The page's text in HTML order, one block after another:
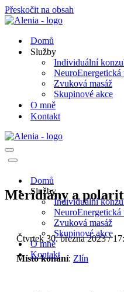
Přeskočit na obsah
Domů
Služby
Individuální
NeuroEnergetická
Zvuková masáž
Skupinové akce
O mně
Kontakt
Navigační
menu
Navigační
Domů
Služby
Individuální
NeuroEnergetická
Zvuková masáž
Skupinové akce
O mně
Kontakt
Meridiány a
Čtvrtek 30. března 2023 /
Místo konání: Zlín